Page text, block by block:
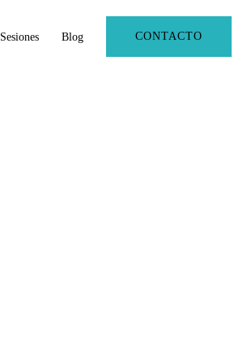
Sesiones Blog CONTACTO